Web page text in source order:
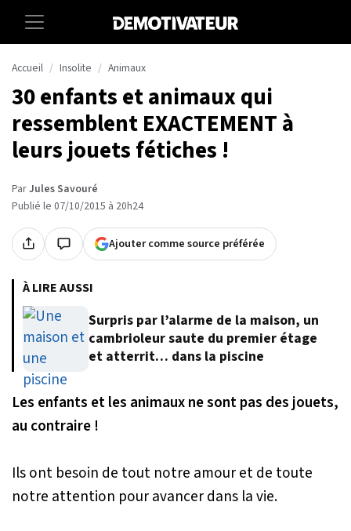
Accueil Insolite Animaux
30 enfants et animaux qui
ressemblent EXACTEMENT à
leurs jouets fétiches !
ParJules Savouré
Publié le 07/10/2015 à 20h24
Ajouter comme source préférée
À LIRE AUSSI
Surpris par l’alarme de la maison, un
cambrioleur saute du premier étage
et atterrit… dans la piscine
Les enfants et les animaux ne sont pas des jouets,
au contraire !
Ils ont besoin de tout notre amour et de toute
notre attention pour avancer dans la vie.